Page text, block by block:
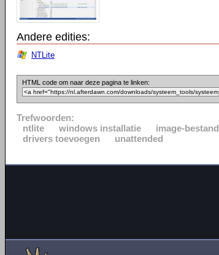
Andere edities:
NTLite
HTML code om naar deze pagina te linken:
Trefwoorden:
ntlite
windows installatie image-bestand
drivers toevoegen
unattended